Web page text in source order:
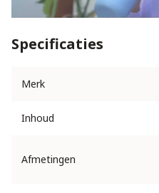
Specificaties
Merk
Inhoud
Afmetingen